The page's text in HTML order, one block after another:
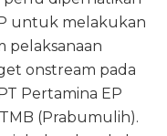
untuk melakukan
pelaksanaan
onstream pada
Pertamina EP
(Prabumulih).